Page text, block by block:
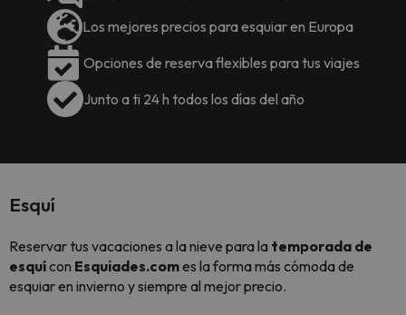
Los mejores precios para esquiar en Europa
Opciones de reserva flexibles para tus viajes
Junto a ti 24 h todos los días del año
Esquí
Reservar tus vacaciones a la nieve para la temporada de
esquícon Esquiades.comes la forma más cómoda de
esquiar en invierno y siempre al mejor precio.